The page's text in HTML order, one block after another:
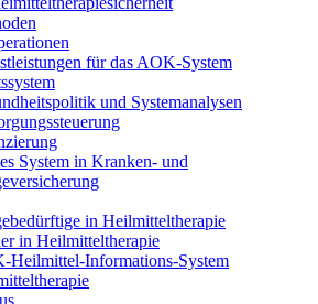
für das AOK-System
und Systemanalysen
System in Kranken- und
in Heilmitteltherapie
in Heilmitteltherapie
Heilmittel-Informations-System